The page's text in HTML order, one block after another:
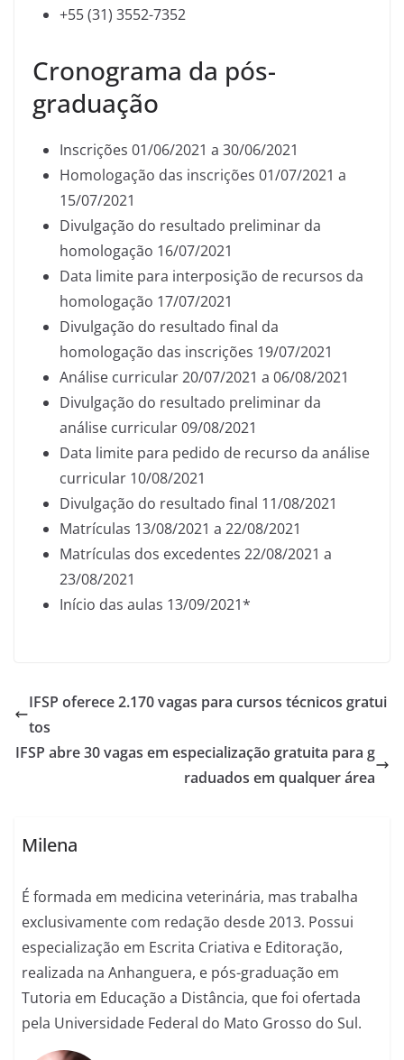
+55 (31) 3552-7352
Cronograma da pós-
graduação
Inscrições 01/06/2021 a 30/06/2021
Homologação das inscrições 01/07/2021 a
15/07/2021
Divulgação do resultado preliminar da
homologação 16/07/2021
Data limite para interposição de recursos da
homologação 17/07/2021
Divulgação do resultado final da
homologação das inscrições 19/07/2021
Análise curricular 20/07/2021 a 06/08/2021
Divulgação do resultado preliminar da
análise curricular 09/08/2021
Data limite para pedido de recurso da análise
curricular 10/08/2021
Divulgação do resultado final 11/08/2021
Matrículas 13/08/2021 a 22/08/2021
Matrículas dos excedentes 22/08/2021 a
23/08/2021
Início das aulas 13/09/2021*
IFSP oferece 2.170 vagas para cursos técnicos gratui
tos
IFSP abre 30 vagas em especialização gratuita para g
raduados em qualquer área
Milena
É formada em medicina veterinária, mas trabalha
exclusivamente com redação desde 2013. Possui
especialização em Escrita Criativa e Editoração,
realizada na Anhanguera, e pós-graduação em
Tutoria em Educação a Distância, que foi ofertada
pela Universidade Federal do Mato Grosso do Sul.